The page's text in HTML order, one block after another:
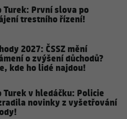
Turek: První slova po
trestního řízení!
2027: ČSSZ mění
o zvýšení důchodů?
kde ho lidé najdou!
Turek v hledáčku: Policie
novinky z vyšetřování